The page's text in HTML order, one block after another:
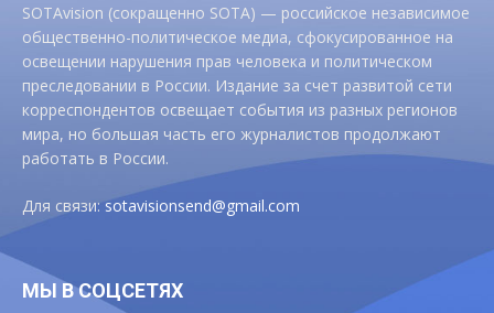
SOTAvision (сокращенно SOTA) — российское независимое
общественно-политическое медиа, сфокусированное на
освещении нарушения прав человека и политическом
преследовании в России. Издание за счет развитой сети
корреспондентов освещает события из разных регионов
мира, но большая часть его журналистов продолжают
работать в России.
Для связи:sotavisionsend@gmail.com
МЫ В СОЦСЕТЯХ